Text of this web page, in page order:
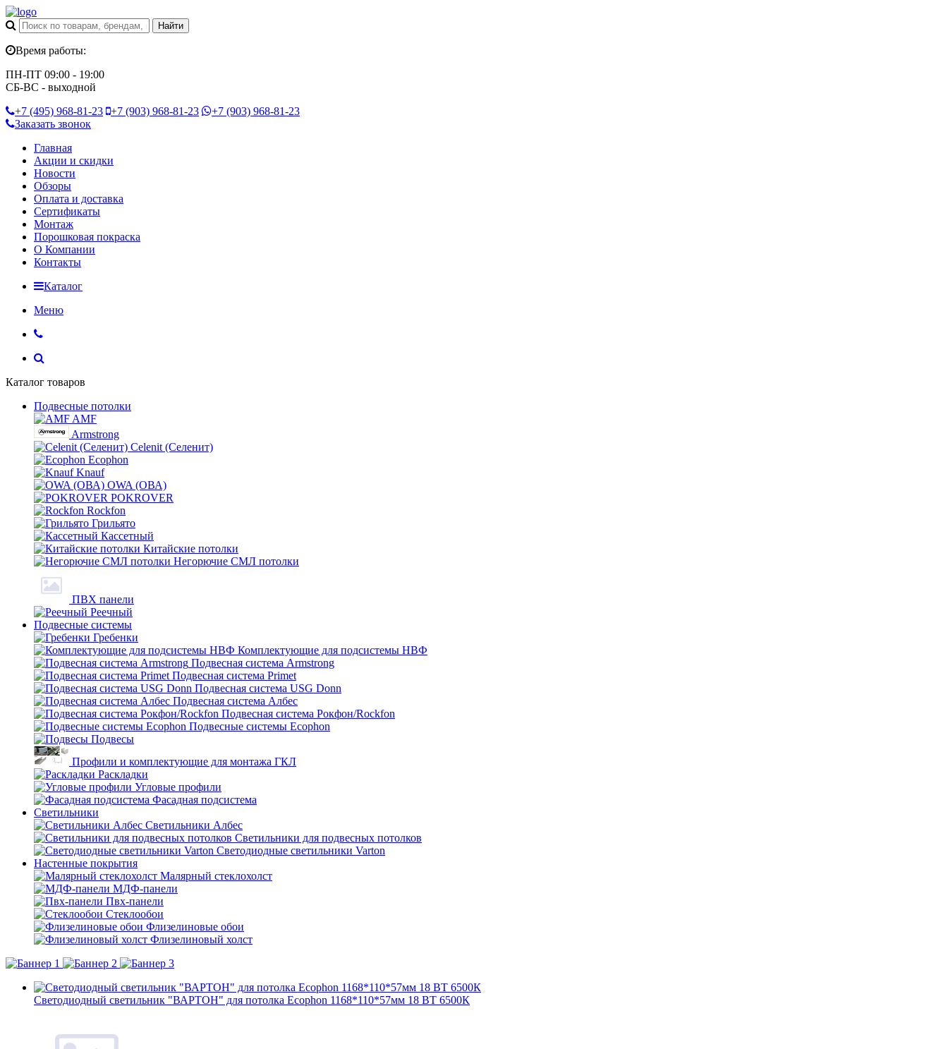
Время работы:
ПН-ПТ 09:00 - 19:00
СБ-ВС - выходной
+7 (495) 968-81-23 +7 (903) 968-81-23 +7 (903) 968-81-23
Заказать звонок
Главная
Акции и скидки
Новости
Обзоры
Оплата и доставка
Сертификаты
Монтаж
Порошковая покраска
О Компании
Контакты
Каталог
Меню
Каталог товаров
Подвесные потолки
AMF
Armstrong
Celenit (Селенит)
Ecophon
Knauf
OWA (ОВА)
POKROVER
Rockfon
Грильято
Кассетный
Китайские потолки
Негорючие СМЛ потолки
ПВХ панели
Реечный
Подвесные системы
Гребенки
Комплектующие для подсистемы НВФ
Подвесная система Armstrong
Подвесная система Primet
Подвесная система USG Donn
Подвесная система Албес
Подвесная система Рокфон/Rockfon
Подвесные системы Ecophon
Подвесы
Профили и комплектующие для монтажа ГКЛ
Раскладки
Угловые профили
Фасадная подсистема
Светильники
Светильники Албес
Светильники для подвесных потолков
Светодиодные светильники Varton
Настенные покрытия
Малярный стеклохолст
МДФ-панели
Пвх-панели
Стеклообои
Флизелиновые обои
Флизелиновый холст
Светодиодный светильник "ВАРТОН" для потолка Ecophon 1168*110*57мм 18 ВТ 6500К